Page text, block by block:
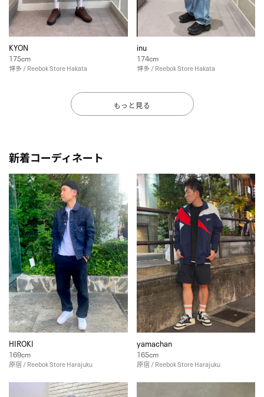
KYON
175cm
博多 / Reebok Store Hakata
inu
174cm
博多 / Reebok Store Hakata
もっと見る
新着コーディネート
HIROKI
169cm
原宿 / Reebok Store Harajuku
yamachan
165cm
原宿 / Reebok Store Harajuku